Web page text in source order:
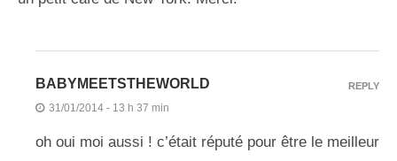
BABYMEETSTHEWORLD
31/01/2014 - 13 h 37 min
oh oui moi aussi ! c’était réputé pour être le meilleur
REPLY